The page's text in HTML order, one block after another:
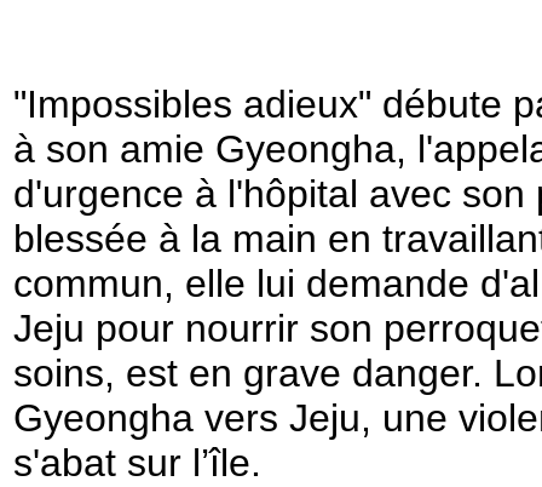
"Impossibles adieux" débute
à son amie Gyeongha,
d'urgence à l'hôpital avec
blessée à la main en
commun, elle lui demande
Jeju pour nourrir son
soins, est en grave danger.
Gyeongha vers Jeju, une
s'abat sur l’île.